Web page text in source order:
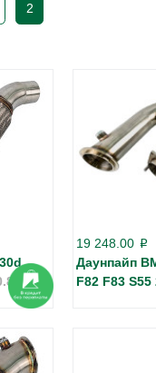
2
19 248.00 p
Даунпайп
F82 F83 S55